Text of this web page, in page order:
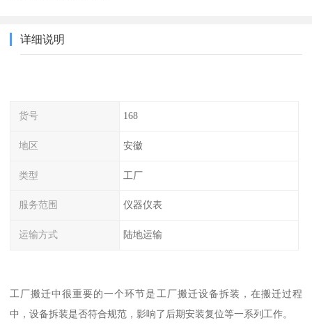
详细说明
货号 168
地区 安徽
类型 工厂
服务范围 仪器仪表
运输方式 陆地运输
工厂搬迁中很重要的一个环节是工厂搬迁设备拆装，在搬迁过程
中，设备拆装是否符合规范，影响了后期安装复位等一系列工作。